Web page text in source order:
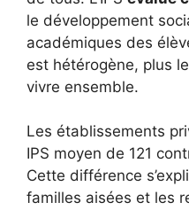
le développement
académiques des
est hétérogène, plus
vivre ensemble.
Les établissements
IPS moyen de 121
Cette différence
familles aisées et les